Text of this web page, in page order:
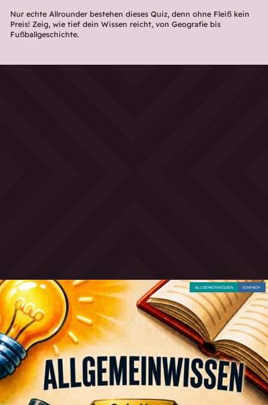
Nur echte Allrounder bestehen dieses Quiz, denn ohne Fleiß kein
Preis! Zeig, wie tief dein Wissen reicht, von Geografie bis
Fußballgeschichte.
EINFACH
ALLGEMEINWISSEN